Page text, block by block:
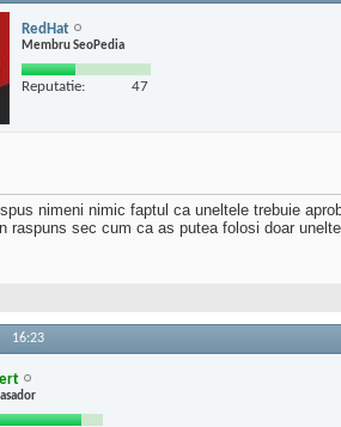
RedHat
Membru SeoPedia
Reputatie: 47
nimeni nimic faptul ca uneltele trebuie
raspuns sec cum ca as putea folosi doar
16:23